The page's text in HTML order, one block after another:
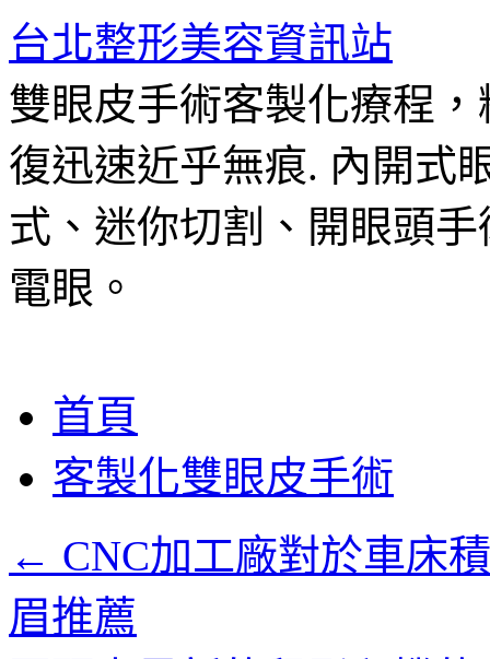
台北整形美容資訊站
雙眼皮手術客製化療程
復迅速近乎無痕. 內開式
式、迷你切割、開眼頭
電眼。
至
要
首頁
客製化雙眼皮手術
← CNC加工廠對於車床
眉推薦